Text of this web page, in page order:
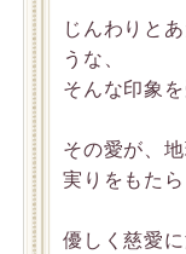
じんわりと
うな、
そんな印象を
その愛が、
実りをもたら
優しく慈愛